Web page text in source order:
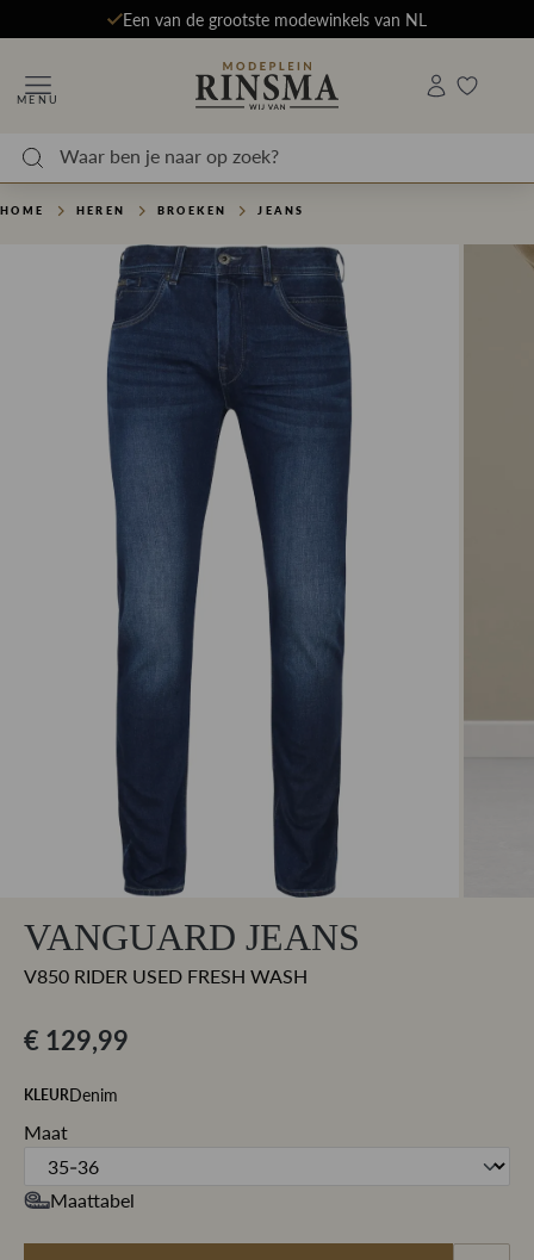
Een van de grootste modewinkels van NL
MENU
HOME HEREN BROEKEN JEANS
VANGUARD JEANS
V850 RIDER USED FRESH WASH
€ 129,99
KLEURDenim
Maat
Maattabel